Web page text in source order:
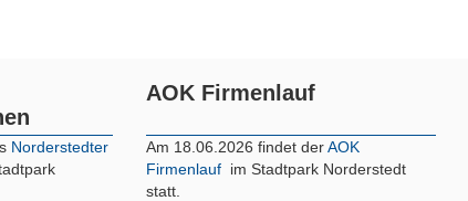
Norderstedter
AOK Firmenlauf
Am 18.06.2026 findet derAOK
Firmenlauf im Stadtpark Norderstedt
statt.